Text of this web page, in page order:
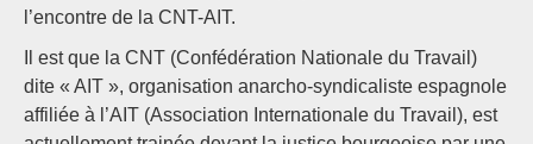
l’encontre de la CNT-AIT.
Il est que la CNT (Confédération Nationale du Travail)
dite « AIT », organisation anarcho-syndicaliste espagnole
affiliée à l’AIT (Association Internationale du Travail), est